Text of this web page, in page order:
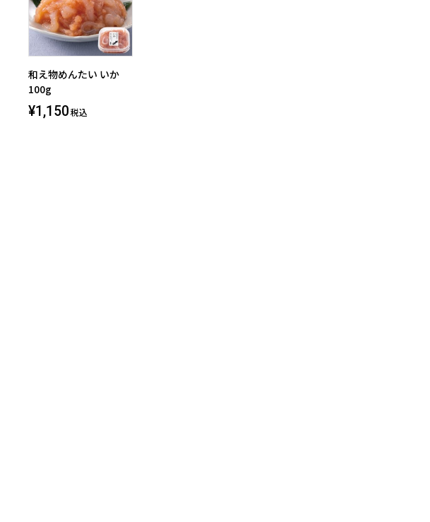
和え物めんたい いか
100g
¥1,150 税込